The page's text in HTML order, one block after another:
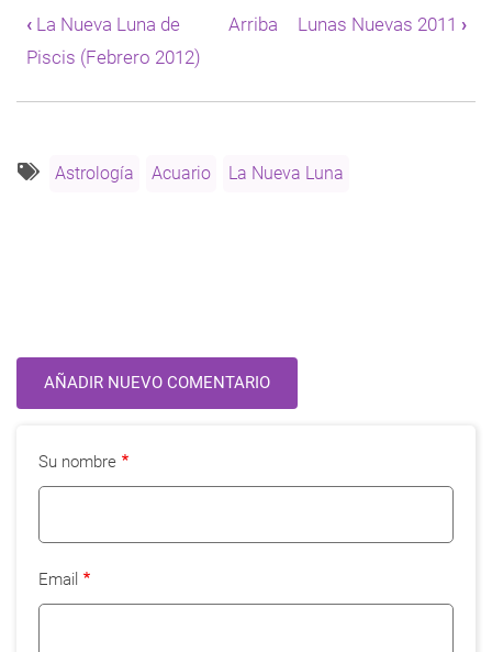
transversales
de
Book
La
de
‹La Nueva Luna de
Piscis (Febrero 2012)
Arriba Lunas Nuevas 2011 ›
Astrología Acuario La Nueva Luna
AÑADIR NUEVO COMENTARIO
Su nombre
Email